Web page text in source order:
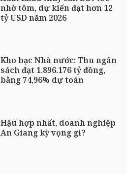
nhờ tôm, dự kiến đạt hơn 12
tỷ USD năm 2026
Kho bạc Nhà nước: Thu ngân
sách đạt 1.896.176 tỷ đồng,
bằng 74,96% dự toán
Hậu hợp nhất, doanh nghiệp
An Giang kỳ vọng gì?